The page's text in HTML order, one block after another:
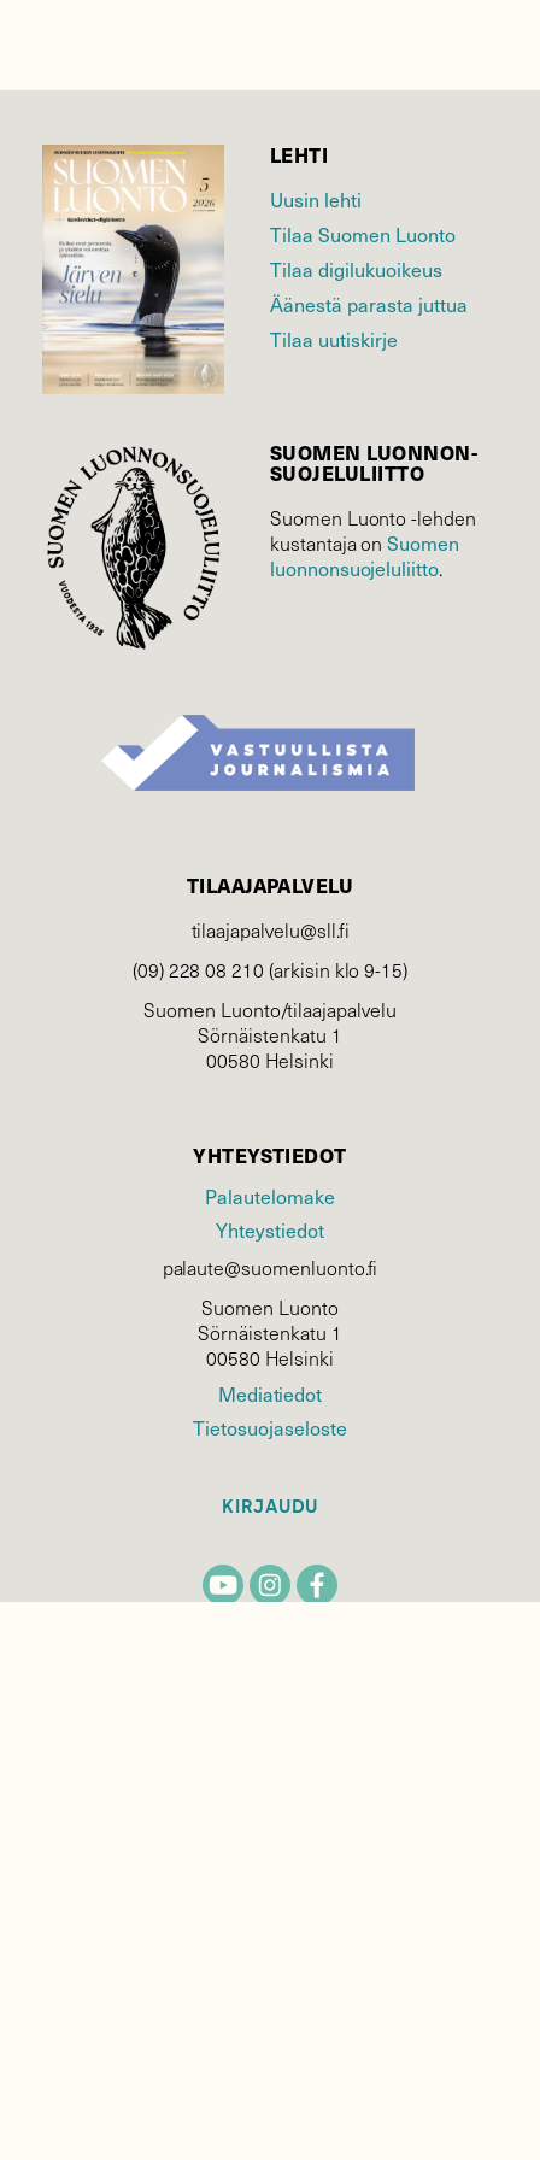
LEHTI
Uusin lehti
Tilaa Suomen Luonto
Tilaa digilukuoikeus
Äänestä parasta juttua
Tilaa uutiskirje
SUOMEN LUONNON­
SUOJELU­LIITTO
Suomen Luonto -lehden
kustantaja onSuomen
luonnonsuojelu­liitto.
TILAAJAPALVELU
tilaajapalvelu@sll.fi
(09) 228 08 210 (arkisin klo 9-15)
Suomen Luonto/tilaajapalvelu
Sörnäistenkatu 1
00580 Helsinki
YHTEYSTIEDOT
Palautelomake
Yhteystiedot
palaute@suomenluonto.fi
Suomen Luonto
Sörnäistenkatu 1
00580 Helsinki
Mediatiedot
Tietosuojaseloste
KIRJAUDU